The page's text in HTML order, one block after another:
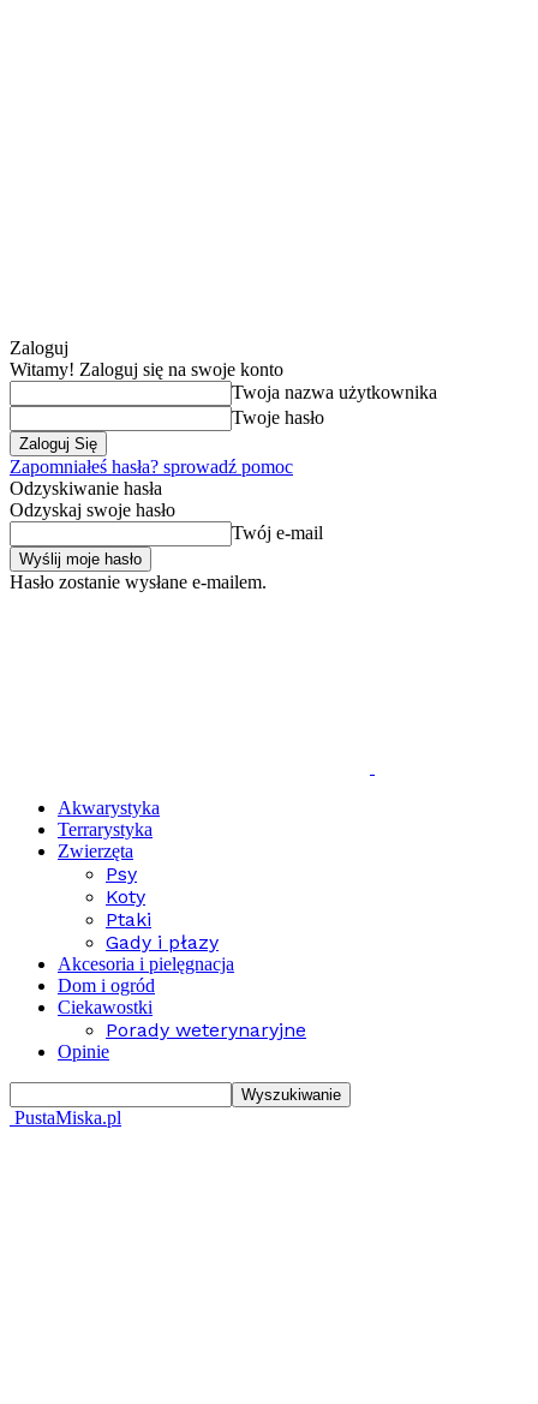
Zaloguj
Witamy! Zaloguj się na swoje konto
Twoja nazwa użytkownika
Twoje hasło
Zapomniałeś hasła? sprowadź pomoc
Odzyskiwanie hasła
Odzyskaj swoje hasło
Twój e-mail
Hasło zostanie wysłane e-mailem.
Akwarystyka
Terrarystyka
Zwierzęta
Psy
Koty
Ptaki
Gady i płazy
Akcesoria i pielęgnacja
Dom i ogród
Ciekawostki
Porady weterynaryjne
Opinie
PustaMiska.pl